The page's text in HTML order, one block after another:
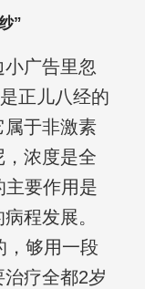
”
广告里忽
正儿八经的
于非激素
浓度是全
主要作用是
程发展。
，够用一段
疗全都2岁